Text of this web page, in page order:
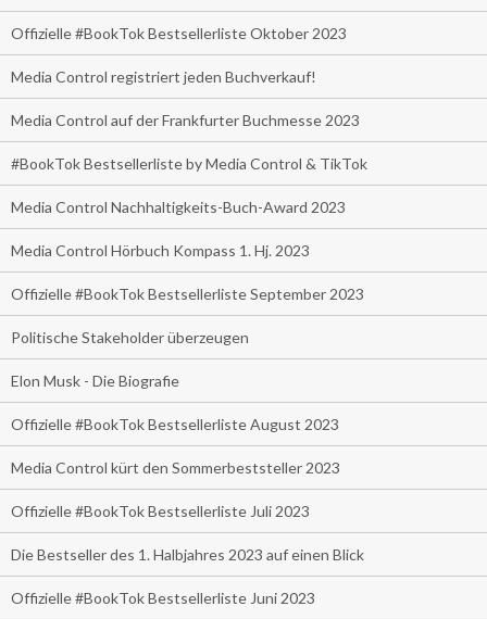
Offizielle #BookTok Bestsellerliste Oktober 2023
Media Control registriert jeden Buchverkauf!
Media Control auf der Frankfurter Buchmesse 2023
#BookTok Bestsellerliste by Media Control & TikTok
Media Control Nachhaltigkeits-Buch-Award 2023
Media Control Hörbuch Kompass 1. Hj. 2023
Offizielle #BookTok Bestsellerliste September 2023
Politische Stakeholder überzeugen
Elon Musk - Die Biografie
Offizielle #BookTok Bestsellerliste August 2023
Media Control kürt den Sommerbeststeller 2023
Offizielle #BookTok Bestsellerliste Juli 2023
Die Bestseller des 1. Halbjahres 2023 auf einen Blick
Offizielle #BookTok Bestsellerliste Juni 2023